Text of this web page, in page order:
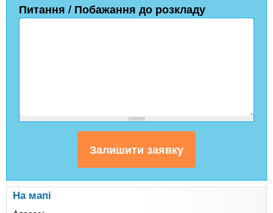
Питання / Побажання до розкладу
На мапі